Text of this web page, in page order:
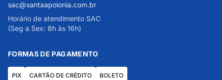
sac@santaapolonia.com.br
Horário de atendimento SAC
(Seg a Sex: 8h às 16h)
FORMAS DE PAGAMENTO
PIX CARTÃO DE CRÉDITO BOLETO